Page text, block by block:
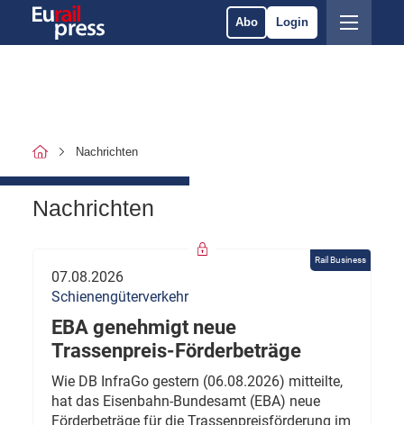
Abo Login
Nachrichten
Nachrichten
Rail Business
07.08.2026
Schienengüterverkehr
EBA genehmigt neue
Trassenpreis-Förderbeträge
Wie DB InfraGo gestern (06.08.2026) mitteilte,
hat das Eisenbahn-Bundesamt (EBA) neue
Förderbeträge für die Trassenpreisförderung im